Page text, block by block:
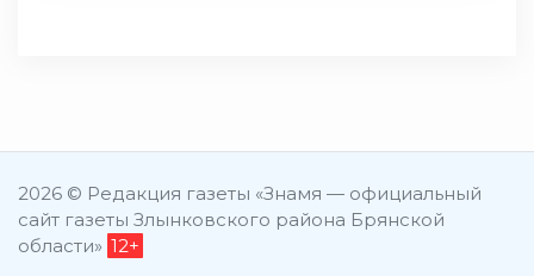
2026 © Редакция газеты «Знамя — официальный
сайт газеты Злынковского района Брянской
области» 12+